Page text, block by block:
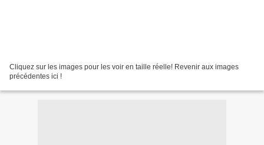
Cliquez sur les images pour les voir en taille réelle! Revenir aux images
précédentes ici !